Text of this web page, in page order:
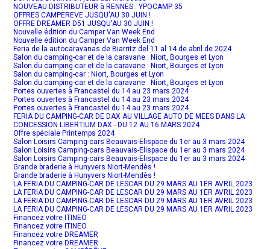
NOUVEAU DISTRIBUTEUR à RENNES : YPOCAMP 35
OFFRES CAMPEREVE JUSQU'AU 30 JUIN !
OFFRE DREAMER D51 JUSQU'AU 30 JUIN !
Nouvelle édition du Camper Van Week End
Nouvelle édition du Camper Van Week End
Feria de la autocaravanas de Biarritz del 11 al 14 de abril de 2024
Salon du camping-car et de la caravane : Niort, Bourges et Lyon
Salon du camping-car et de la caravane : Niort, Bourges et Lyon
Salon du camping-car : Niort, Bourges et Lyon
Salon du camping-car et de la caravane : Niort, Bourges et Lyon
Portes ouvertes à Francastel du 14 au 23 mars 2024
Portes ouvertes à Francastel du 14 au 23 mars 2024
Portes ouvertes à Francastel du 14 au 23 mars 2024
FERIA DU CAMPING-CAR DE DAX AU VILLAGE AUTO DE MEES DANS LA
CONCESSION LIBERTIUM DAX - DU 12 AU 16 MARS 2024
Offre spéciale Printemps 2024
Salon Loisirs Camping-cars Beauvais-Elispace du 1er au 3 mars 2024
Salon Loisirs Camping-cars Beauvais-Elispace du 1er au 3 mars 2024
Salon Loisirs Camping-cars Beauvais-Elispace du 1er au 3 mars 2024
Grande braderie à Hunyvers Niort-Mendès !
Grande braderie à Hunyvers Niort-Mendès !
LA FERIA DU CAMPING-CAR DE LESCAR DU 29 MARS AU 1ER AVRIL 2023
LA FERIA DU CAMPING-CAR DE LESCAR DU 29 MARS AU 1ER AVRIL 2023
LA FERIA DU CAMPING-CAR DE LESCAR DU 29 MARS AU 1ER AVRIL 2023
LA FERIA DU CAMPING-CAR DE LESCAR DU 29 MARS AU 1ER AVRIL 2023
Financez votre ITINEO
Financez votre ITINEO
Financez votre DREAMER
Financez votre DREAMER